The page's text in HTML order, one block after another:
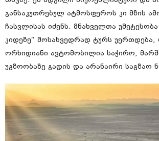
განსაკუთრებულ ატმოსფეროს კი მზის
ჩასვლისას იძენს. მნახველთა
კიდეზე“ მოსახვედრად ტურს უერთდება,
ორხიდიანი ავტომობილია საჭირო,
უგზოობაზე გადის და არანაირი საგზაო